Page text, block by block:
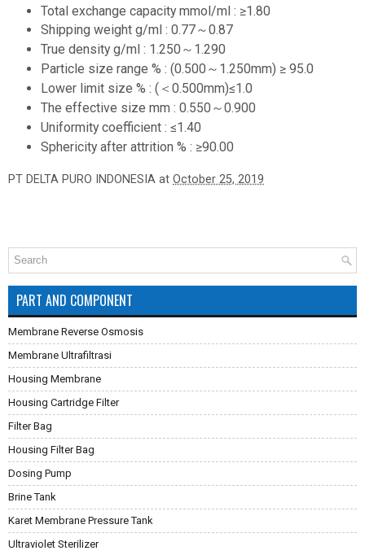
Total exchange capacity mmol/ml : ≥1.80
Shipping weight g/ml : 0.77～0.87
True density g/ml : 1.250～1.290
Particle size range % : (0.500～1.250mm) ≥ 95.0
Lower limit size % : (＜0.500mm)≤1.0
The effective size mm : 0.550～0.900
Uniformity coefficient : ≤1.40
Sphericity after attrition % : ≥90.00
PT DELTA PURO INDONESIA at October 25, 2019
PART AND COMPONENT
Membrane Reverse Osmosis
Membrane Ultrafiltrasi
Housing Membrane
Housing Cartridge Filter
Filter Bag
Housing Filter Bag
Dosing Pump
Brine Tank
Karet Membrane Pressure Tank
Ultraviolet Sterilizer